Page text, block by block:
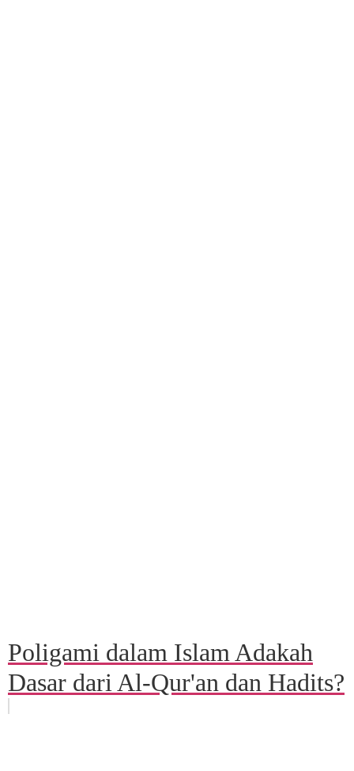
Poligami dalam Islam Adakah
Dasar dari Al-Qur'an dan Hadits?